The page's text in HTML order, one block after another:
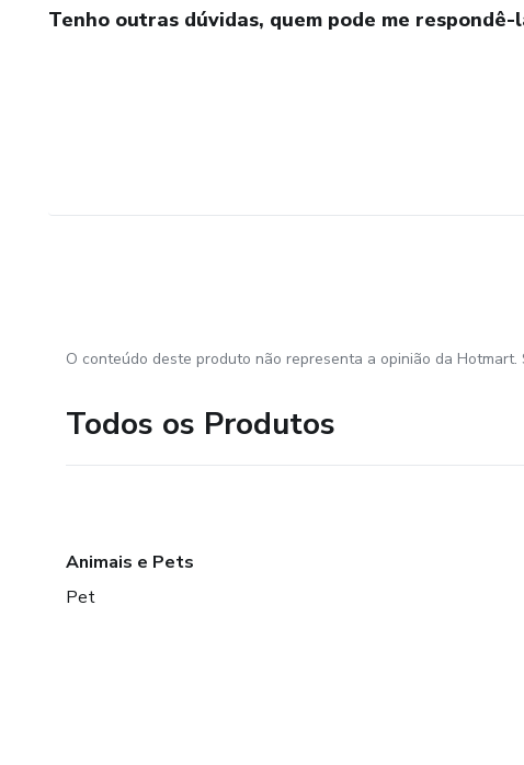
Tenho outras dúvidas, quem pode me respondê-
O conteúdo deste produto não representa a opinião da Hotmart.
Todos os Produtos
Animais e Pets
Pet